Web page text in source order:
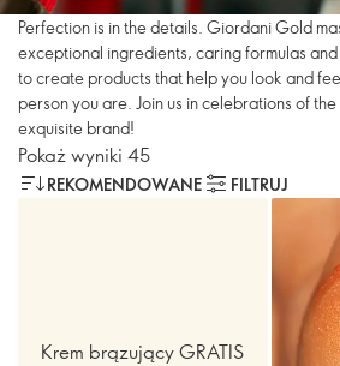
Perfection is in the details. Giordani Gold
exceptional ingredients, caring formulas
to create products that help you look and
person you are. Join us in celebrations of
exquisite brand!
Pokaż wyniki 45
REKOMENDOWANE FILTRUJ
Krem brązujący GRATIS